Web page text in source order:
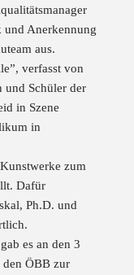
Anerkennung
aus.
verfasst von
und Schüler der
in Szene
in
zum
Dafür
Ph.D. und
es an den 3
den ÖBB zur